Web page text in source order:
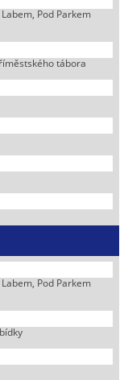
Pod Parkem
tábora
Pod Parkem